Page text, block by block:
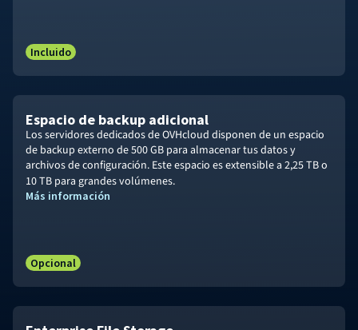
Incluido
Espacio de backup adicional
Los servidores dedicados de OVHcloud disponen de un espacio
de backup externo de 500 GB para almacenar tus datos y
archivos de configuración. Este espacio es extensible a 2,25 TBo
10 TB para grandes volúmenes.
Más información
Opcional